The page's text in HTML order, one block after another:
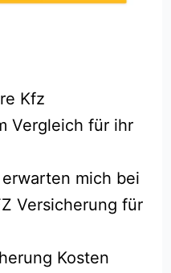
Kfz
Vergleich für ihr
mich bei
Versicherung für
Kosten